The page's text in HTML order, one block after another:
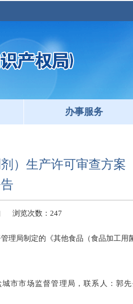
办事服务
）生产许可审查方案
浏览次数： 247
理局制定的《其他食品（食品加工用
市市场监督管理局，联系人：郭先